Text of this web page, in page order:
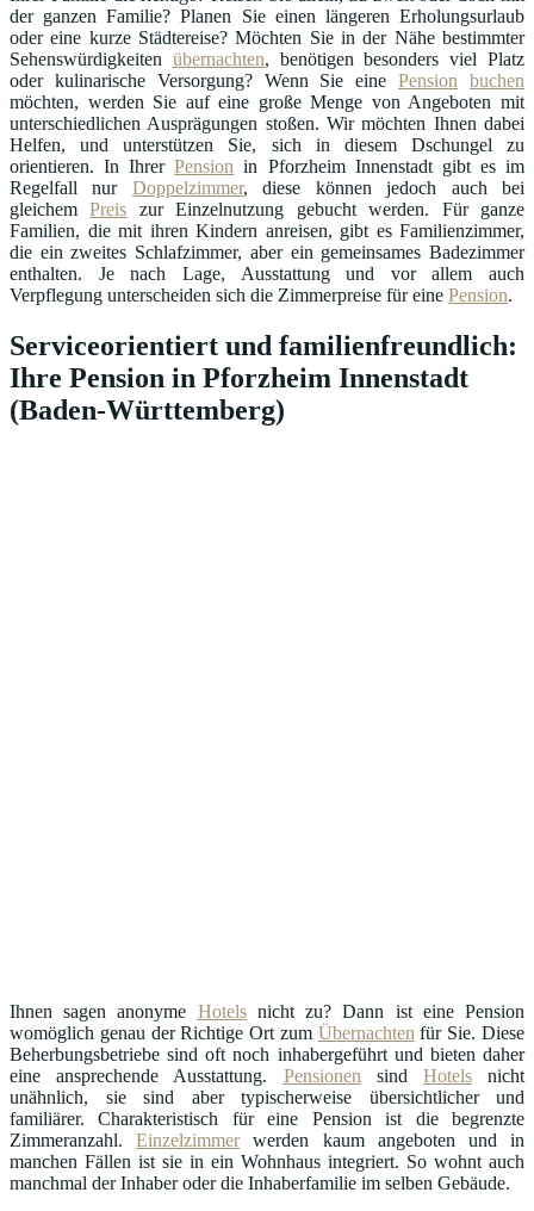
der ganzen Familie? Planen Sie einen längeren Erholungsurlaub
oder eine kurze Städtereise? Möchten Sie in der Nähe bestimmter
Sehenswürdigkeiten übernachten, benötigen besonders viel Platz
oder kulinarische Versorgung? Wenn Sie einePension
buchen
möchten, werden Sie auf eine große Menge von Angeboten mit
unterschiedlichen Ausprägungen stoßen. Wir möchten Ihnen dabei
Helfen, und unterstützen Sie, sich in diesem Dschungel zu
orientieren. In IhrerPension in Pforzheim Innenstadt gibt es im
Regelfall nur Doppelzimmer, diese können jedoch auch bei
gleichemPreis zur Einzelnutzung gebucht werden. Für ganze
Familien, die mit ihren Kindern anreisen, gibt es Familienzimmer,
die ein zweites Schlafzimmer, aber ein gemeinsames Badezimmer
enthalten. Je nach Lage, Ausstattung und vor allem auch
Verpflegung unterscheiden sich die Zimmerpreise für eine Pension.
Serviceorientiert und familienfreundlich:
Ihre Pension in Pforzheim Innenstadt
(Baden-Württemberg)
Ihnen sagen anonyme Hotelsnicht zu? Dann ist eine Pension
womöglich genau der Richtige Ort zum Übernachten für Sie. Diese
Beherbungsbetriebe sind oft noch inhabergeführt und bieten daher
eine ansprechende Ausstattung. Pensionen sind Hotelsnicht
unähnlich, sie sind aber typischerweise übersichtlicher und
familiärer. Charakteristisch für eine Pension ist die begrenzte
Zimmeranzahl.Einzelzimmerwerden kaum angeboten und in
manchen Fällen ist sie in ein Wohnhaus integriert. So wohnt auch
manchmal der Inhaber oder die Inhaberfamilie im selben Gebäude.